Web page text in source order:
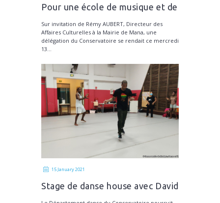
Pour une école de musique et de
Sur invitation de Rémy AUBERT, Directeur des
Affaires Culturelles à la Mairie de Mana, une
délégation du Conservatoire se rendait ce mercredi
13...
15 January 2021
Stage de danse house avec David